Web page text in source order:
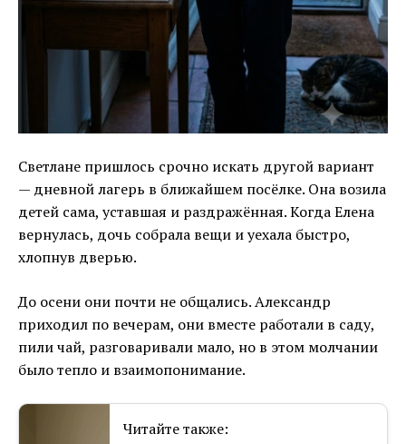
Светлане пришлось срочно искать другой вариант
— дневной лагерь в ближайшем посёлке. Она возила
детей сама, уставшая и раздражённая. Когда Елена
вернулась, дочь собрала вещи и уехала быстро,
хлопнув дверью.
До осени они почти не общались. Александр
приходил по вечерам, они вместе работали в саду,
пили чай, разговаривали мало, но в этом молчании
было тепло и взаимопонимание.
Читайте также: